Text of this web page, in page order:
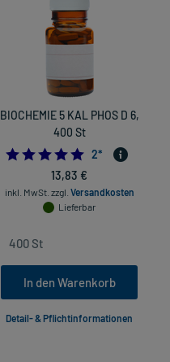
BIOCHEMIE 5 KAL PHOS D 6,
400 St
5.0
2*
13,83 €
inkl. MwSt. zzgl. Versandkosten
Lieferbar
In den Warenkorb
Detail- & Pflichtinformationen